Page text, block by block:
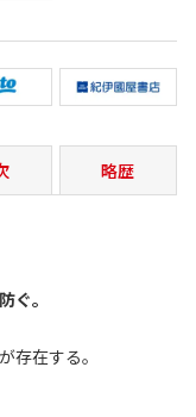
略歴
ぐ。
存在する。